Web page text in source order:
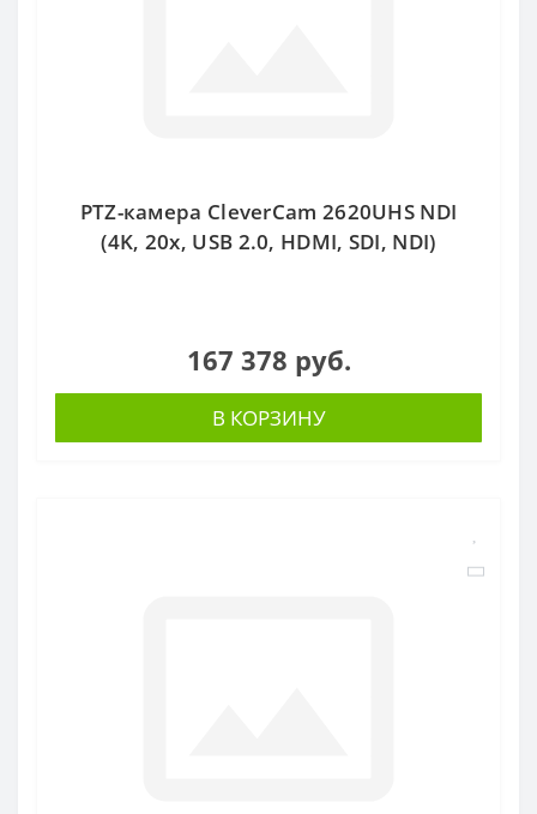
PTZ-камера CleverCam 2620UHS NDI
(4K, 20x, USB 2.0, HDMI, SDI, NDI)
167 378 руб.
В КОРЗИНУ